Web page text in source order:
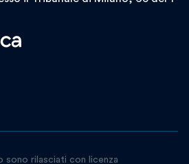
sono rilasciati con licenza